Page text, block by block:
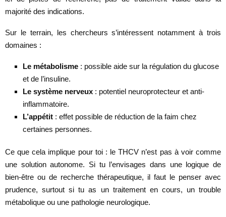
majorité des indications.
Sur le terrain, les chercheurs s’intéressent notamment à trois
domaines :
Le métabolisme : possible aide sur la régulation du glucose
et de l’insuline.
Le système nerveux : potentiel neuroprotecteur et anti-
inflammatoire.
L’appétit : effet possible de réduction de la faim chez
certaines personnes.
Ce que cela implique pour toi : le THCV n’est pas à voir comme
une solution autonome. Si tu l’envisages dans une logique de
bien-être ou de recherche thérapeutique, il faut le penser avec
prudence, surtout si tu as un traitement en cours, un trouble
métabolique ou une pathologie neurologique.